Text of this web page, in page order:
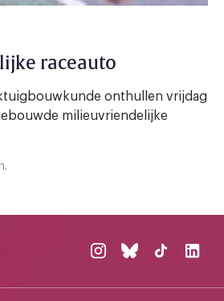
raceauto
onthullen vrijdag
milieuvriendelijke